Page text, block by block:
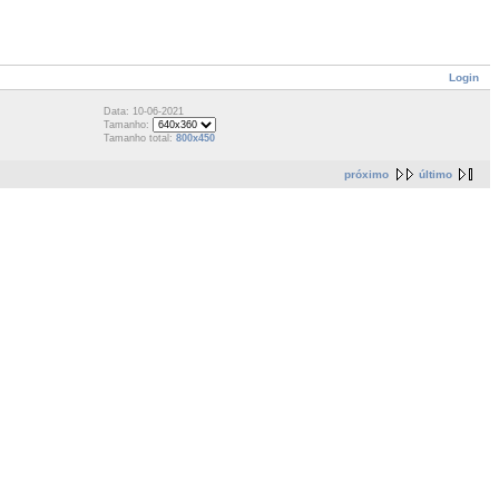
Login
Data: 10-06-2021
Tamanho:
Tamanho total: 800x450
próximo último